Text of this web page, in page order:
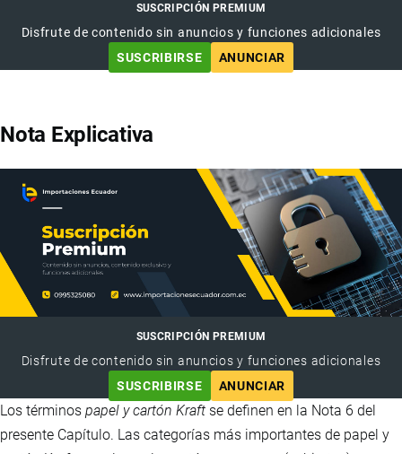
SUSCRIPCIÓN PREMIUM
Disfrute de contenido sin anuncios y funciones adicionales
SUSCRIBIRSE
ANUNCIAR
Nota Explicativa
SUSCRIPCIÓN PREMIUM
Disfrute de contenido sin anuncios y funciones adicionales
SUSCRIBIRSE
ANUNCIAR
Los términos papel y cartón Kraft se definen en la Nota 6 del
presente Capítulo. Las categorías más importantes de papel y